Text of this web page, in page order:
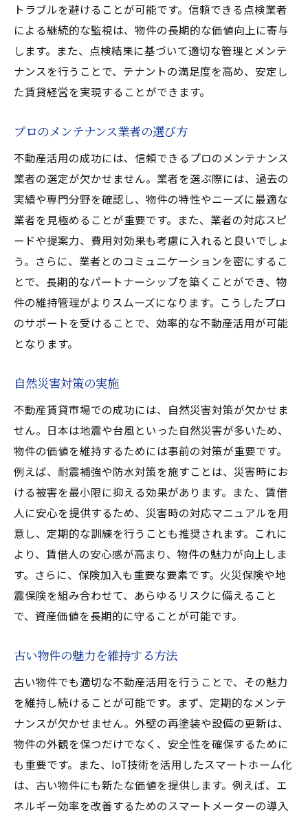
トラブルを避けることが可能です。信頼できる点検業者
による継続的な監視は、物件の長期的な価値向上に寄与
します。また、点検結果に基づいて適切な管理とメンテ
ナンスを行うことで、テナントの満足度を高め、安定し
た賃貸経営を実現することができます。
プロのメンテナンス業者の選び方
不動産活用の成功には、信頼できるプロのメンテナンス
業者の選定が欠かせません。業者を選ぶ際には、過去の
実績や専門分野を確認し、物件の特性やニーズに最適な
業者を見極めることが重要です。また、業者の対応スピ
ードや提案力、費用対効果も考慮に入れると良いでしょ
う。さらに、業者とのコミュニケーションを密にするこ
とで、長期的なパートナーシップを築くことができ、物
件の維持管理がよりスムーズになります。こうしたプロ
のサポートを受けることで、効率的な不動産活用が可能
となります。
自然災害対策の実施
不動産賃貸市場での成功には、自然災害対策が欠かせま
せん。日本は地震や台風といった自然災害が多いため、
物件の価値を維持するためには事前の対策が重要です。
例えば、耐震補強や防水対策を施すことは、災害時にお
ける被害を最小限に抑える効果があります。また、賃借
人に安心を提供するため、災害時の対応マニュアルを用
意し、定期的な訓練を行うことも推奨されます。これに
より、賃借人の安心感が高まり、物件の魅力が向上しま
す。さらに、保険加入も重要な要素です。火災保険や地
震保険を組み合わせて、あらゆるリスクに備えること
で、資産価値を長期的に守ることが可能です。
古い物件の魅力を維持する方法
古い物件でも適切な不動産活用を行うことで、その魅力
を維持し続けることが可能です。まず、定期的なメンテ
ナンスが欠かせません。外壁の再塗装や設備の更新は、
物件の外観を保つだけでなく、安全性を確保するために
も重要です。また、IoT技術を活用したスマートホーム化
は、古い物件にも新たな価値を提供します。例えば、エ
ネルギー効率を改善するためのスマートメーターの導入